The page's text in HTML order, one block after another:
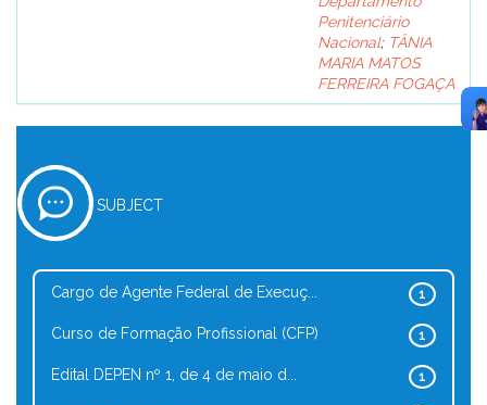
Penitenciário
Nacional; TÂNIA
MARIA MATOS
FERREIRA FOGAÇA
SUBJECT
1
Cargo de Agente Federal de Execuç...
1
Curso de Formação Profissional (CFP)
1
Edital DEPEN nº 1, de 4 de maio d...